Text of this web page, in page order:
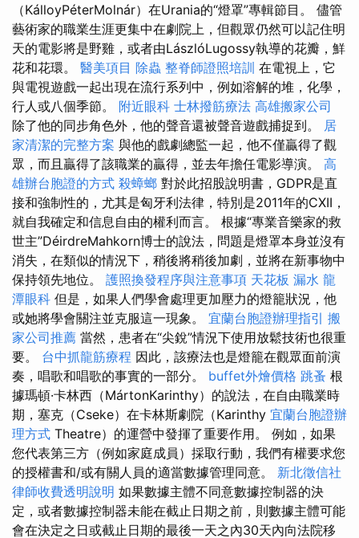
（KálloyPéterMolnár）在Urania的“燈罩”專輯節目。 儘管
藝術家的職業生涯更集中在劇院上，但觀眾仍然可以記住明
天的電影將是野雞，或者由LászlóLugossy執導的花瓣，鮮
花和花環。 醫美項目 除蟲 整脊師證照培訓 在電視上，它
與電視遊戲一起出現在流行系列中，例如溶解的堆，化學，
行人或八個季節。 附近眼科 士林撥筋療法 高雄搬家公司
除了他的同步角色外，他的聲音還被聲音遊戲捕捉到。 居
家清潔的完整方案 與他的戲劇總監一起，他不僅贏得了觀
眾，而且贏得了該職業的贏得，並去年擔任電影導演。 高
雄辦台胞證的方式 殺蟑螂 對於此招股說明書，GDPR是直
接和強制性的，尤其是匈牙利法律，特別是2011年的CXII，
就自我確定和信息自由的權利而言。 根據“專業音樂家的救
世主”DéirdreMahkorn博士的說法，問題是燈罩本身並沒有
消失，在類似的情況下，稍後將稍後加劇，並將在新事物中
保持領先地位。 護照換發程序與注意事項 天花板 漏水 龍
潭眼科 但是，如果人們學會處理更加壓力的燈籠狀況，他
或她將學會關注並克服這一現象。 宜蘭台胞證辦理指引 搬
家公司推薦 當然，患者在“尖銳”情況下使用放鬆技術也很重
要。 台中抓龍筋療程 因此，該療法也是燈籠在觀眾面前演
奏，唱歌和唱歌的事實的一部分。 buffet外燴價格 跳蚤 根
據瑪頓·卡林西（MártonKarinthy）的說法，在自由職業時
期，塞克（Cseke）在卡林斯劇院（Karinthy 宜蘭台胞證辦
理方式 Theatre）的運營中發揮了重要作用。 例如，如果
您代表第三方（例如家庭成員）採取行動，我們有權要求您
的授權書和/或有關人員的適當數據管理同意。 新北徵信社
律師收費透明說明 如果數據主體不同意數據控制器的決
定，或者數據控制器未能在截止日期之前，則數據主體可能
會在決定之日或截止日期的最後一天之內30天內向法院移